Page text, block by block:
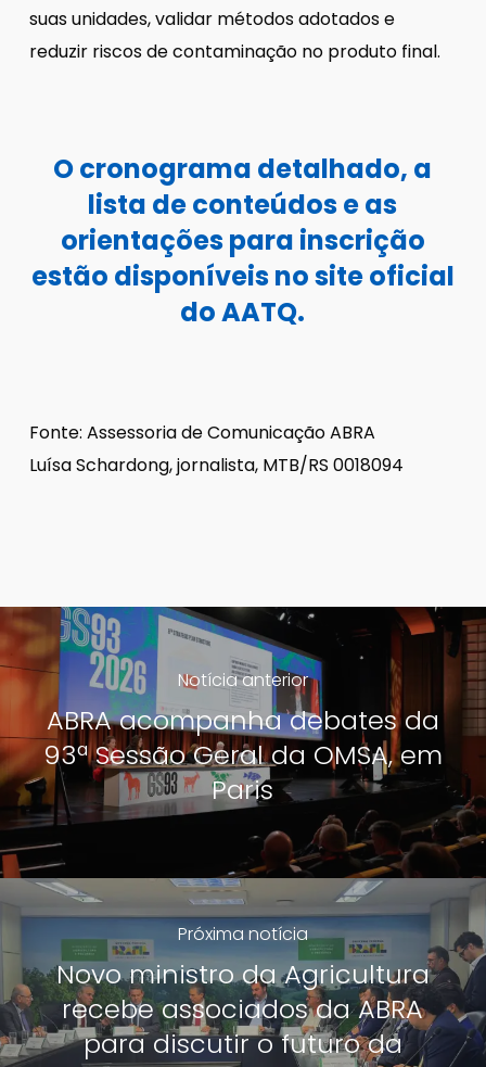
suas unidades, validar métodos adotados e
reduzir riscos de contaminação no produto final.
O cronograma detalhado, a
lista de conteúdos e as
orientações para inscrição
estão disponíveis no site oficial
do AATQ.
Fonte: Assessoria de Comunicação ABRA
Luísa Schardong, jornalista, MTB/RS 0018094
Notícia anterior
ABRA acompanha debates da
93ª Sessão Geral da OMSA, em
Paris
Próxima notícia
Novo ministro da Agricultura
recebe associados da ABRA
para discutir o futuro da